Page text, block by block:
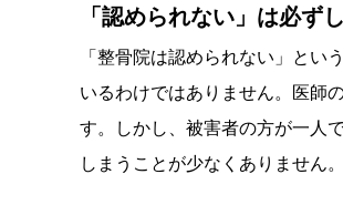
「認められない」は必ず
「整骨院は認められない」と
いるわけではありません。医師
す。しかし、被害者の方が一人
しまうことが少なくありません。